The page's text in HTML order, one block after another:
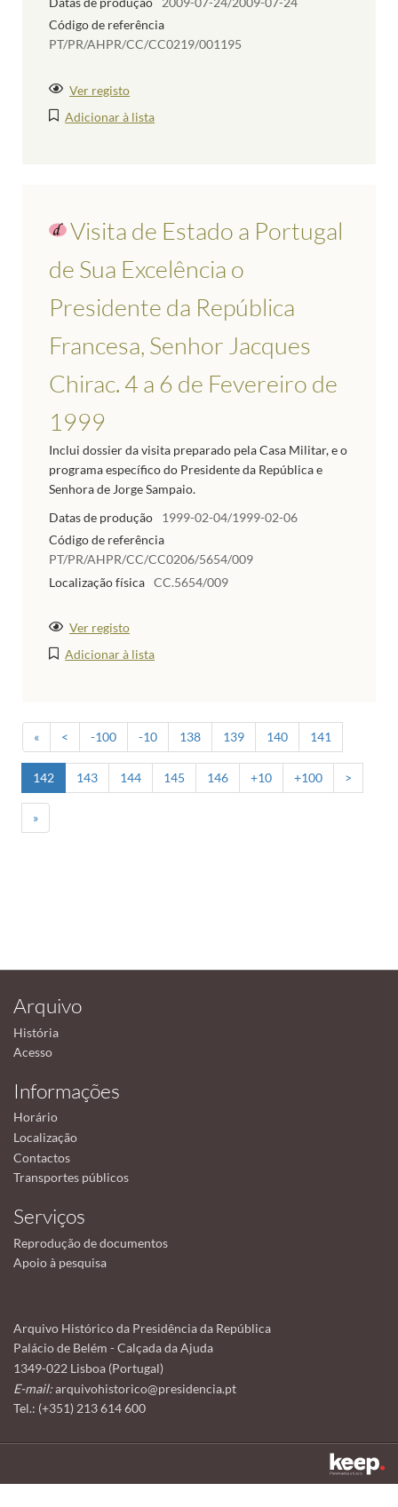
Código de referência
PT/PR/AHPR/CC/CC0219/001195
Ver registo
Adicionar à lista
Visita de Estado a Portugal
de Sua Excelência o
Presidente da República
Francesa, Senhor Jacques
Chirac. 4 a 6 de Fevereiro de
1999
Inclui dossier da visita preparado pela Casa Militar, e o
programa específico do Presidente da República e
Senhora de Jorge Sampaio.
Datas de produção
1999-02-04/1999-02-06
Código de referência
PT/PR/AHPR/CC/CC0206/5654/009
Localização física CC.5654/009
Ver registo
Adicionar à lista
« < -100 -10 138 139 140 141
142 143 144 145 146 +10 +100 >
»
Arquivo
História
Acesso
Informações
Horário
Localização
Contactos
Transportes públicos
Serviços
Reprodução de documentos
Apoio à pesquisa
Arquivo Histórico da Presidência da República
Palácio de Belém - Calçada da Ajuda
1349-022 Lisboa (Portugal)
E-mail:arquivohistorico@presidencia.pt
Tel.: (+351) 213 614 600